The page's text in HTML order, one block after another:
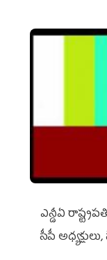
ఎన్డీఏ
సీపీ